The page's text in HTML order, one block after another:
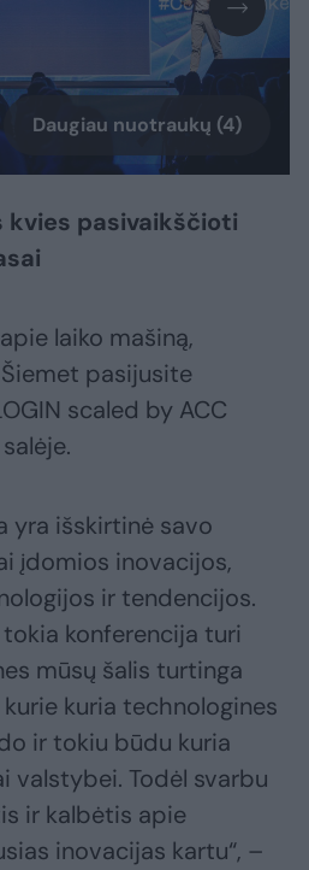
Daugiau nuotraukų (4)
pasivaikščioti
laiko mašiną,
pasijusite
scaled by ACC
yra išskirtinė savo
įdomios inovacijos,
ir tendencijos.
konferencija turi
mūsų šalis turtinga
kuria technologines
ir tokiu būdu kuria
valstybei. Todėl svarbu
ir kalbėtis apie
inovacijas kartu“, –